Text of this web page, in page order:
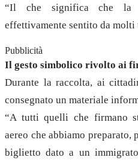
“Il che significa che la
effettivamente sentito da molti
Pubblicità
Il gesto simbolico rivolto ai
Durante la raccolta, ai
consegnato un materiale
“A tutti quelli che firmano
aereo che abbiamo
biglietto dato a un